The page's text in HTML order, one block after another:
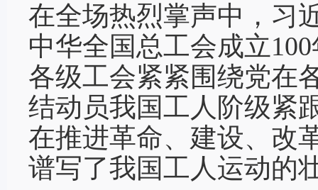
在全场热烈掌声中，习
中华全国总工会成立
各级工会紧紧围绕党在
结动员我国工人阶级紧
在推进革命、建设、改
谱写了我国工人运动的